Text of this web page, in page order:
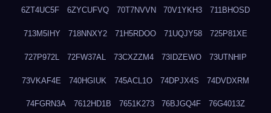
6ZT4UC5F 6ZYCUFVQ 70T7NVVN 70V1YKH3 711BHOSD
713M5IHY 718NNXY2 71H5RDOO 71UQJY58 725P81XE
727P972L 72FW37AL 73CXZZM4 73IDZEWO 73UTNHIP
73VKAF4E 740HGIUK 745ACL1O 74DPJX4S 74DVDXRM
74FGRN3A 7612HD1B 7651K273 76BJGQ4F 76G4013Z